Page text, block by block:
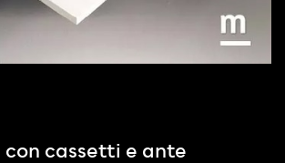
cassetti e ante